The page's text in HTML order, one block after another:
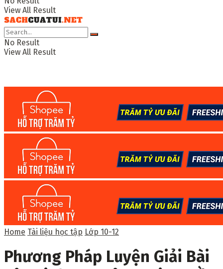
View All Result
No Result
View All Result
Home Tài liệu học tập Lớp 10-12
Phương Pháp Luyện Giải Bài